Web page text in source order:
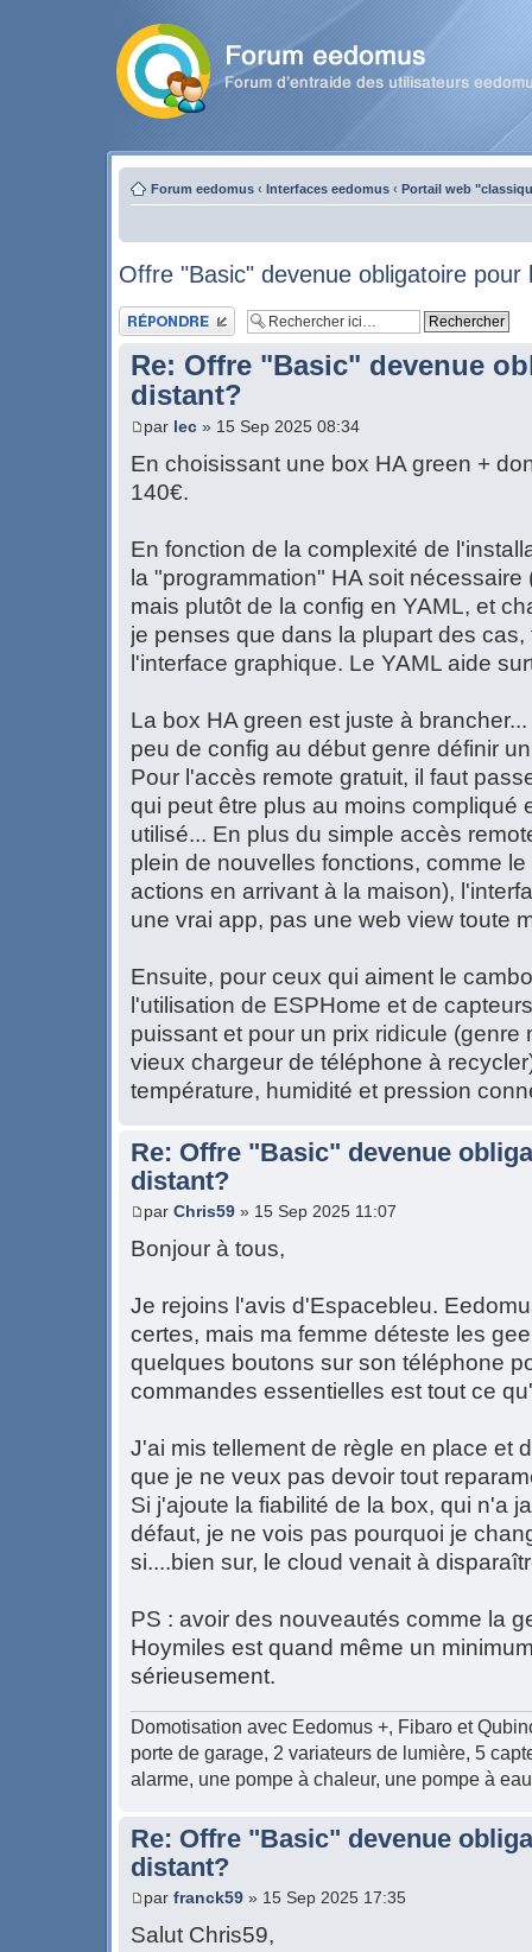
Forum eedomus ‹ Interfaces eedomus ‹ Portail web
Offre "Basic" devenue obligatoire pour
Publier une réponse
Re: Offre "Basic" devenue
distant?
par lec » 15 Sep 2025 08:34
En choisissant une box HA green +
140€.
En fonction de la complexité de
la "programmation" HA soit
mais plutôt de la config en YAML, et
je penses que dans la plupart des
l'interface graphique. Le YAML aide
La box HA green est juste à
peu de config au début genre définir
Pour l'accès remote gratuit, il faut
qui peut être plus au moins compliqué
utilisé... En plus du simple accès
plein de nouvelles fonctions, comme
actions en arrivant à la maison),
une vrai app, pas une web view toute
Ensuite, pour ceux qui aiment le
l'utilisation de ESPHome et de
puissant et pour un prix ridicule (genre
vieux chargeur de téléphone à
température, humidité et pression
Re: Offre "Basic" devenue
distant?
par Chris59 » 15 Sep 2025 11:07
Bonjour à tous,
Je rejoins l'avis d'Espacebleu.
certes, mais ma femme déteste les
quelques boutons sur son téléphone
commandes essentielles est tout ce
J'ai mis tellement de règle en place et
que je ne veux pas devoir tout
Si j'ajoute la fiabilité de la box, qui n'a
défaut, je ne vois pas pourquoi je
si....bien sur, le cloud venait à
PS : avoir des nouveautés comme la
Hoymiles est quand même un
sérieusement.
Domotisation avec Eedomus +, Fibaro et
porte de garage, 2 variateurs de lumière, 5
alarme, une pompe à chaleur, une pompe à eau
Re: Offre "Basic" devenue
distant?
par franck59 » 15 Sep 2025 17:35
Salut Chris59,